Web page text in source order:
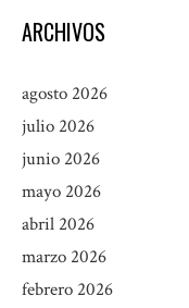
ARCHIVOS
agosto 2026
julio 2026
junio 2026
mayo 2026
abril 2026
marzo 2026
febrero 2026